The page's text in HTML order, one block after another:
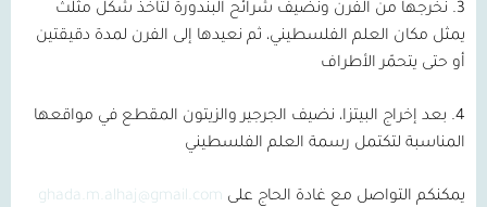
3. نخرجها من الفرن ونضيف شرائح البندورة لتأخذ شكل مثلث
يمثل مكان العلم الفلسطيني، ثم نعيدها إلى الفرن لمدة دقيقتين
أو حتى يتحمّر الأطراف
4. بعد إخراج البيتزا، نضيف الجرجير والزيتون المقطع في مواقعها
المناسبة لتكتمل رسمة العلم الفلسطيني
يمكنكم التواصل مع غادة الحاج على ghada.m.alhaj@gmail.com